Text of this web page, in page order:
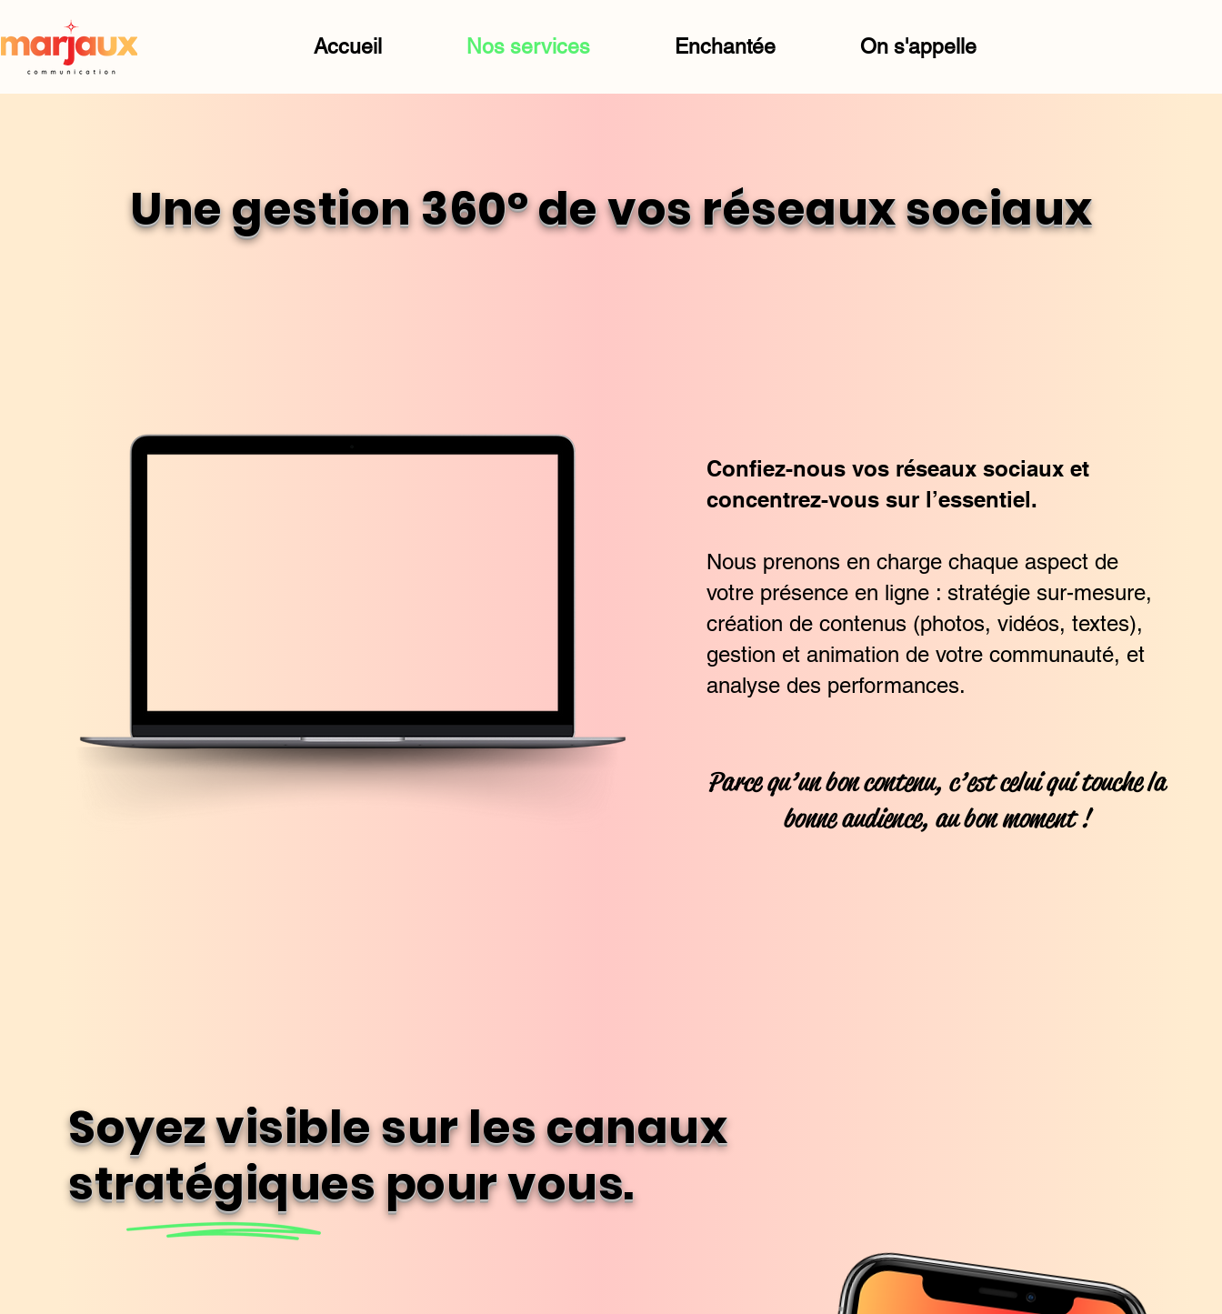
Accueil Nos services Enchantée On s'appelle
Une gestion 360° de vos réseaux sociaux
Confiez-nous vos réseaux sociaux et
concentrez-vous sur l’essentiel.
Nous prenons en charge chaque aspect de
votre présence en ligne : stratégie sur-mesure,
création de contenus (photos, vidéos, textes),
gestion et animation de votre communauté, et
analyse des performances.
Parce qu’un bon contenu, c’est celui qui touche la
bonne audience, au bon moment !
Soyez visible sur les canaux
stratégiques pour vous.